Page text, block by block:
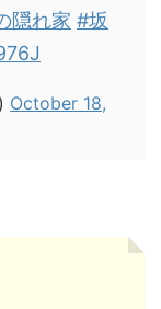
隠れ家 #坂
October 18,